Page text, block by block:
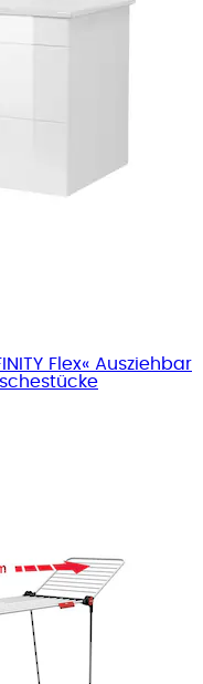
Flex« Ausziehbar